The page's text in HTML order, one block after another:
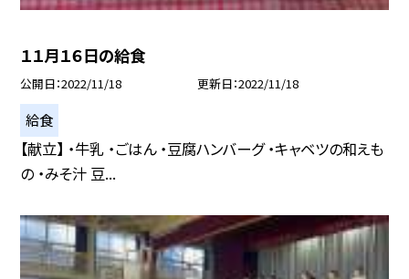
１１月１６日の給食
公開日 2022/11/18 更新日 2022/11/18
給食
【献立】 ・牛乳 ・ごはん ・豆腐ハンバーグ ・キャベツの和えも
の ・みそ汁 豆...